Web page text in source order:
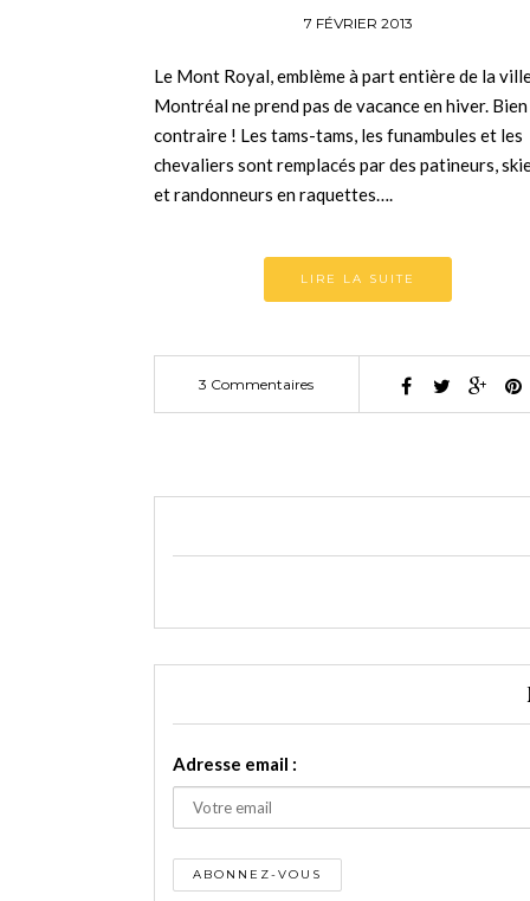
7 FÉVRIER 2013
Le Mont Royal, emblème à part entière de la
Montréal ne prend pas de vacance en hiver.
contraire ! Les tams-tams, les funambules et les
chevaliers sont remplacés par des patineurs,
et randonneurs en raquettes….
LIRE LA SUITE
3 Commentaires
Adresse email :